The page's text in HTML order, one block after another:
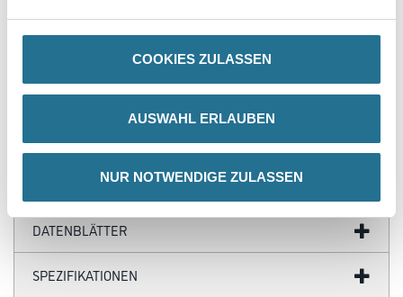
COOKIES ZULASSEN
AUSWAHL ERLAUBEN
NUR NOTWENDIGE ZULASSEN
ZUSATZINFOS
GEFAHRENHINWEISE
DATENBLÄTTER
SPEZIFIKATIONEN